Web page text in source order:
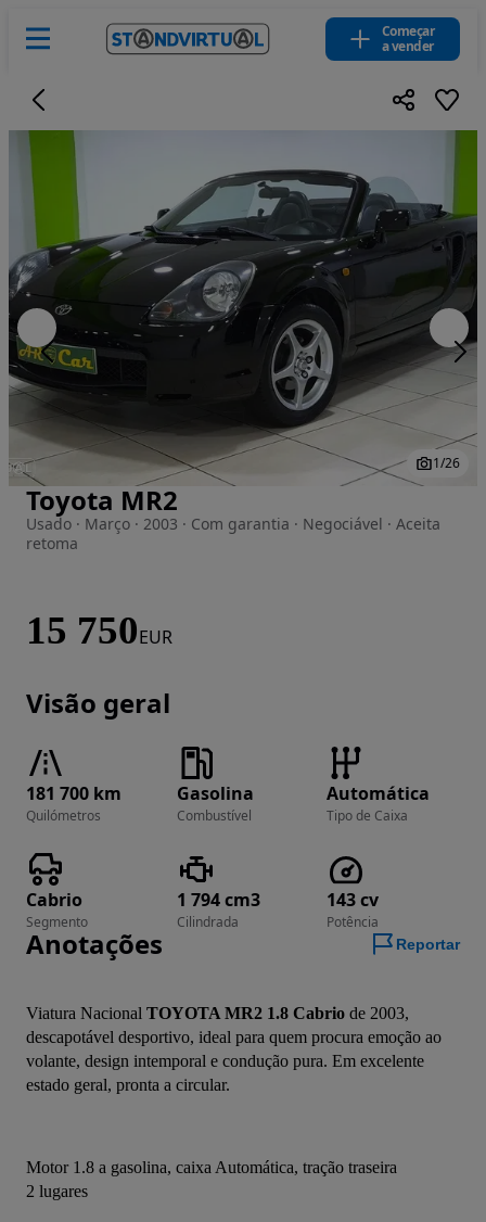
Começar
a vender
Imagem 1 de 26
1/26
Toyota MR2
Usado · Março · 2003 · Com garantia · Negociável · Aceita
retoma
15 750EUR
Visão geral
181 700 km
Quilómetros
Gasolina
Combustível
Automática
Tipo de Caixa
Cabrio
Segmento
1 794 cm3
Cilindrada
143 cv
Potência
Anotações Reportar
Viatura Nacional TOYOTA MR2 1.8 Cabrio de 2003,
descapotável desportivo, ideal para quem procura emoção ao
volante, design intemporal e condução pura. Em excelente
estado geral, pronta a circular.
Motor 1.8 a gasolina, caixa Automática, tração traseira
2 lugares